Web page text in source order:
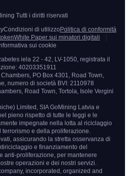
Tutti i diritti riservati
Condizioni di utilizzo Politica di conformità
White Paper sui minatori digitali
sui cookie
iela 22 - 42, LV-1050, registrata il
40203351911
PO Box 4301, Road Town,
numero di società BVI: 2110978
Road Town, Tortola, Isole Vergini
Limited, SIA GoMining Latvia e
pieno rispetto di tutte le leggi e le
impegnate nella lotta al riciclaggio
e della proliferazione.
assicurando la stretta osservanza di
e finanziamento del
anti-proliferazione, per mantenere
operazioni e dei nostri servizi.
incorporated, organized and